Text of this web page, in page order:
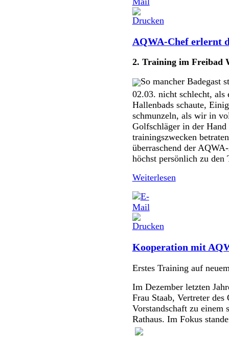
AQWA-Chef erlernt
2. Training im Freibad
So mancher Badegast
02.03. nicht schlecht, als
Hallenbads schaute,
schmunzeln, als wir in
Golfschläger in der Hand
trainingszwecken
überraschend der
höchst persönlich zu den
Weiterlesen
Kooperation mit
Erstes Training auf
Im Dezember letzten
Frau Staab, Vertreter des
Vorstandschaft zu einem
Rathaus. Im Fokus